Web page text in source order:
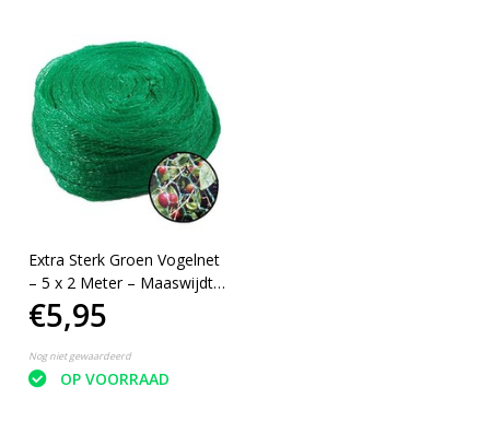
Extra Sterk Groen Vogelnet
– 5 x 2 Meter – Maaswijdte
10mm
€5,95
Nog niet gewaardeerd
OP VOORRAAD